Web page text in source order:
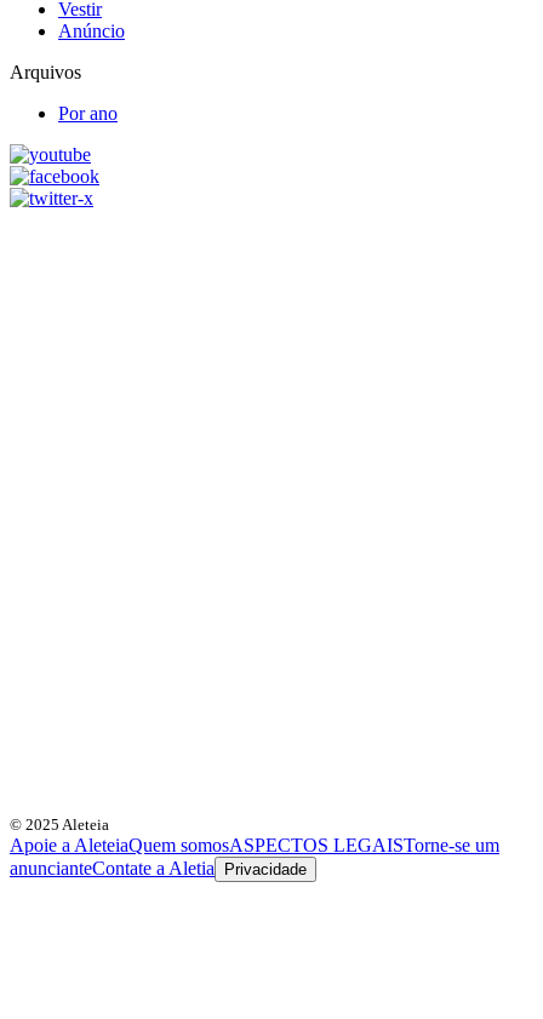
Vestir
Anúncio
Arquivos
Por ano
© 2025 Aleteia
Apoie a AleteiaQuem somosASPECTOS LEGAISTorne-se um
anuncianteContate a Aletia Privacidade